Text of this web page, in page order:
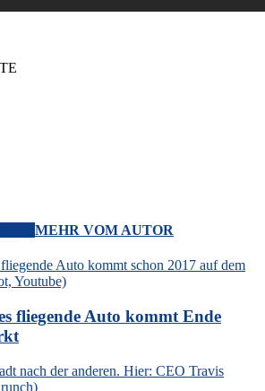
MEHR VOM AUTOR
fliegende Auto kommt Ende